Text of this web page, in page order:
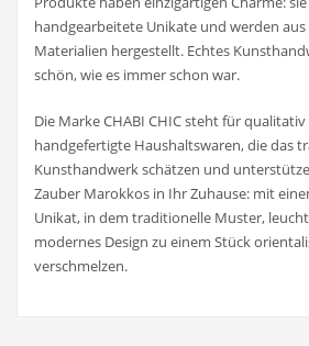
handgearbeitete Unikate und werden
Materialien hergestellt. Echtes
schön, wie es immer schon war.
Die Marke CHABI CHIC steht für
handgefertigte Haushaltswaren, die das
Kunsthandwerk schätzen und
Zauber Marokkos in Ihr Zuhause: mit
Unikat, in dem traditionelle Muster,
modernes Design zu einem Stück
verschmelzen.